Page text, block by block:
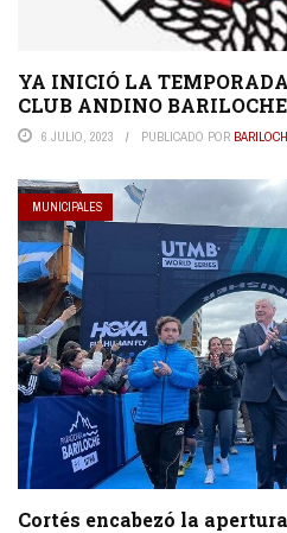
YA INICIÓ LA
CLUB ANDINO BARILOCHE
6 JULIO, 2023 PUBLICADO POR
MUNICIPALES
Cortés encabezó la